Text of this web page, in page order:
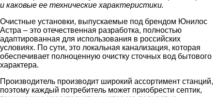
и каковые ее технические характеристики.
Очистные установки, выпускаемые под брендом Юнилос
Астра – это отечественная разработка, полностью
адаптированная для использования в российских
условиях. По сути, это локальная канализация, которая
обеспечивает полноценную очистку сточных вод бытового
характера.
Производитель производит широкий ассортимент станций,
поэтому каждый потребитель может приобрести септик,